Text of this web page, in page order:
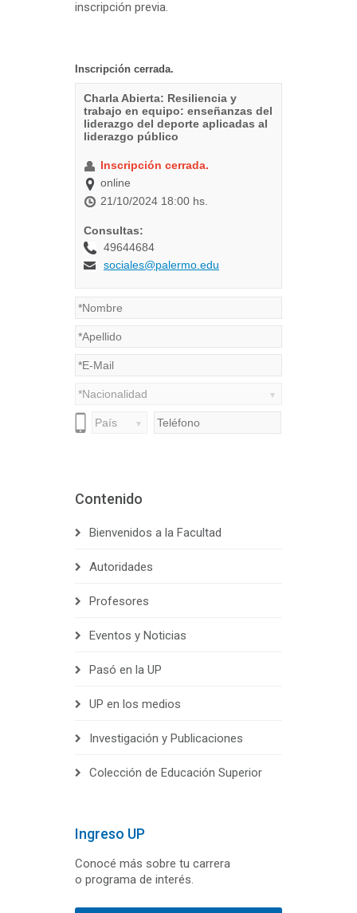
inscripción previa.
Contenido
Bienvenidos a la Facultad
Autoridades
Profesores
Eventos y Noticias
Pasó en la UP
UP en los medios
Investigación y Publicaciones
Colección de Educación Superior
Ingreso UP
Conocé más sobre tu carrera
o programa de interés.